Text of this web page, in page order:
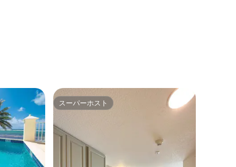
スーパーホスト
スーパーホスト